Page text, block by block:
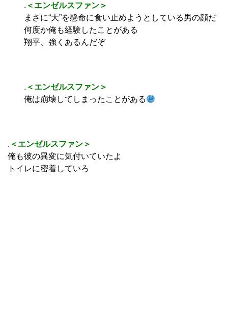
. ＜エンゼルスファン＞
まさに“大”を懸命に食い止めようとしている男の顔だ
何度か俺も経験したことがある
翔平、強くあるんだぞ
. ＜エンゼルスファン＞
俺は崩壊してしまったことがある
. ＜エンゼルスファン＞
俺も彼の異変に気付いていたよ
トイレに密着していろ